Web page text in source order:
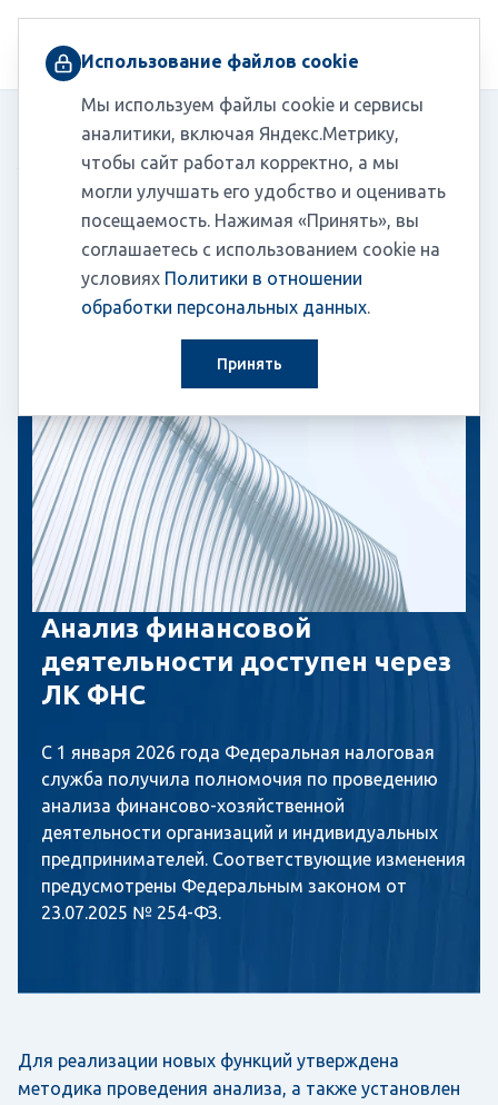
Пресс-центр/ Новости
Анализ финансовой деятельности доступен через ЛК
Новости 19.02.2026
Анализ финансовой
деятельности доступен через
ЛК ФНС
С 1 января 2026 года Федеральная налоговая
служба получила полномочия по проведению
анализа финансово-хозяйственной
деятельности организаций и индивидуальных
предпринимателей. Соответствующие изменения
предусмотрены Федеральным законом от
23.07.2025 № 254-ФЗ.
Для реализации новых функций утверждена
методика проведения анализа, а также установлен
Использование файлов cookie
Мы используем файлы cookie и сервисы
аналитики, включая Яндекс.Метрику,
чтобы сайт работал корректно, а мы
могли улучшать его удобство и оценивать
посещаемость. Нажимая «Принять», вы
соглашаетесь с использованием cookie на
условиях Политики в отношении
обработки персональных данных.
Принять